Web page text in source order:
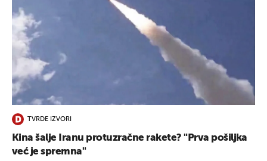
TVRDE IZVORI
Kina šalje Iranu protuzračne rakete? "Prva pošiljka
već je spremna"